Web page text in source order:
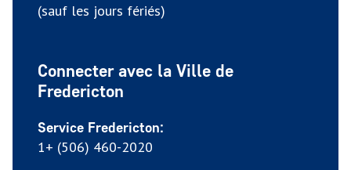
(sauf les jours fériés)
Connecter avec la Ville de
Fredericton
Service Fredericton:
1+ (506) 460-2020